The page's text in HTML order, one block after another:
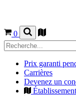
0
Prix garanti
Carrières
Devenez un